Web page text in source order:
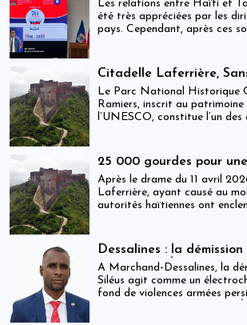
et ambiguïtés
Les relations entre Haïti et
été très appréciées par les
pays. Cependant, après ces
objectifs de développement
Haïti devrait se fixer.
Citadelle Laferrière,
gouvernance absente
mondial sous pression
Le Parc National Historique
Ramiers, inscrit au patrimoine
l’UNESCO, constitue l’un des
déploie une réalité
l’absence prolongée de
25 000 gourdes pour
arrestations, révocations
après le drame de la
Après le drame du 11 avril
Laferrière, ayant causé au
autorités haïtiennes ont
USD) par victime est
critiques sur la gestion des
Dessalines : la
silence de l’État
À Marchand-Dessalines, la
Siléus agit comme un
fond de violences armées